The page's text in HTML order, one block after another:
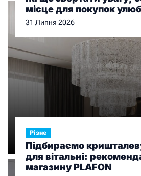
місце для покупок
31 Липня 2026
Різне
Підбираємо
для вітальні:
магазину PLAFON